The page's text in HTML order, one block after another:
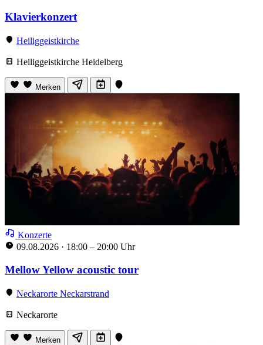
Klavierkonzert
Heiliggeistkirche
Heiliggeistkirche Heidelberg
Merken
Konzerte
09.08.2026 · 18:00 – 20:00 Uhr
Mellow Yellow acoustic tour
Neckarorte Neckarstrand
Neckarorte
Merken